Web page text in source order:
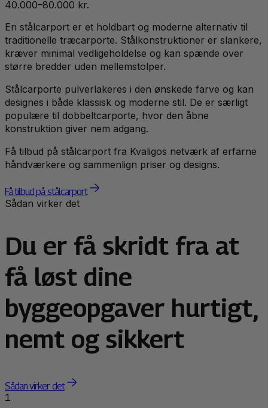
40.000–80.000 kr.
En stålcarport er et holdbart og moderne alternativ til
traditionelle træcarporte. Stålkonstruktioner er slankere,
kræver minimal vedligeholdelse og kan spænde over
større bredder uden mellemstolper.
Stålcarporte pulverlakeres i den ønskede farve og kan
designes i både klassisk og moderne stil. De er særligt
populære til dobbeltcarporte, hvor den åbne
konstruktion giver nem adgang.
Få tilbud på stålcarport fra Kvaligos netværk af erfarne
håndværkere og sammenlign priser og designs.
Få tilbud på stålcarport
Sådan virker det
Du er få skridt fra at
få løst dine
byggeopgaver hurtigt,
nemt og sikkert
Sådan virker det
1